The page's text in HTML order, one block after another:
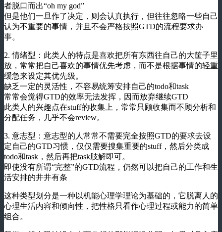
者脱口而出“oh my god”
但是他们一旦作了决定，则会认真执行，但往往忽略一些自己
认为不重要的事情，并且不会严格按照GTD的流程要求办
事。
2. 情绪型：此类人的特点是喜欢把所有东西往自己的大筐子里
放，常常把自己喜欢的事情优先考虑，而不是根据事情的轻重
缓急来设定其优先级。
缺乏一定的灵活性，不容易统筹安排自己的todo和task
常常会觉得GTD的效率无法发挥，因而放弃继续GTD
此类人的兴趣点在stuff的收集上，常常只顾收集而不顾分析和
分配任务，几乎不会review。
3. 意志型：意志型的人常常不需要完全按照GTD的要求去设
定自己的GTD习惯，仅仅需要搜集重要的stuff，然后分类成
todo和task，然后再把task肢解即可。
即使没有所谓“完整”的GTD流程，仍然可以把自己的工作和生
活安排的井井有条
这种类型划分是一种以机能心理学理论为基础的，它脱离人的
心理生活内容和倾向性，把性格只看作心理过程或能力的简单
组合。